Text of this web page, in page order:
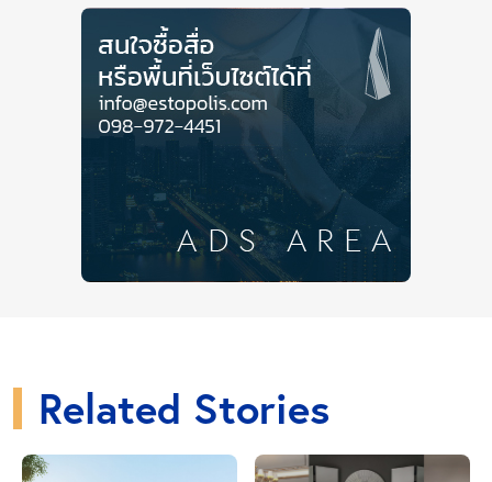
การทำงานแน่นอน
กำหนดเป้าหมาย
แน่นอนว่าสิ่งแรกที่เราควรทำคือกำหนดเป้าหมายให้กับ
ตัวเองก่อน อาจเป็นเป้าหมายระยะสั้นหรือยาว เพราะหาก
ไร้ซึ่งเป้าหมายแล้ว เราจะล่องลอยไร้จุดหมาย ไม่รู้ว่าที่
ทำอยู่ทำไปทำไม ทำแล้วได้อะไร ผลลัพธ์หรืองานที่ออก
มาย่อมไม่มีประสิทธิภาพ หรือบางครั้งอาจจะไม่ได้งาน
ไม่ว่าจะเป็นเป้าหมายในความก้าวหน้าของงาน เป้า
หมายในการดูแลสุขภาพให้มีรูปร่างตามที่ต้องการ หรือ
เป้าหมายในการเก็บเงินเพื่อซื้อสิ่งของที่อยากได้ ถึงเป้า
Related Stories